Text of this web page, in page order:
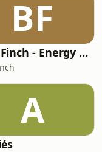
BF
Beta Finch - Energy & Utilities - FR
A